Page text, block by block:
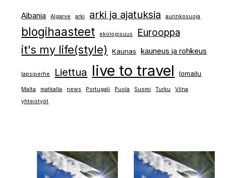
Albania Algarve arki arki ja ajatuksia aurinkosuoja
blogihaasteet ekologisuus Eurooppa
it's my life(style) Kaunas kauneus ja rohkeus
lapsiperhe Liettua live to travel lomailu
Malta matkalla news Portugali Puola Suomi Turku
Vilna
yhteistyöt